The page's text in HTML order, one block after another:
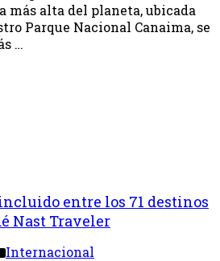
más alta del planeta, ubicada
Parque Nacional Canaima, se
…
entre los 71 destinos
Nast Traveler
Internacional